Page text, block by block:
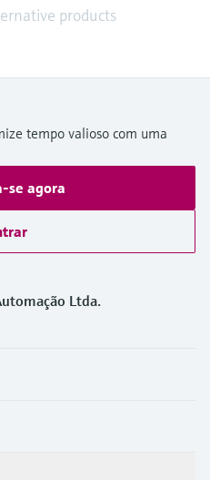
products
tempo valioso com uma
se agora
Ltda.